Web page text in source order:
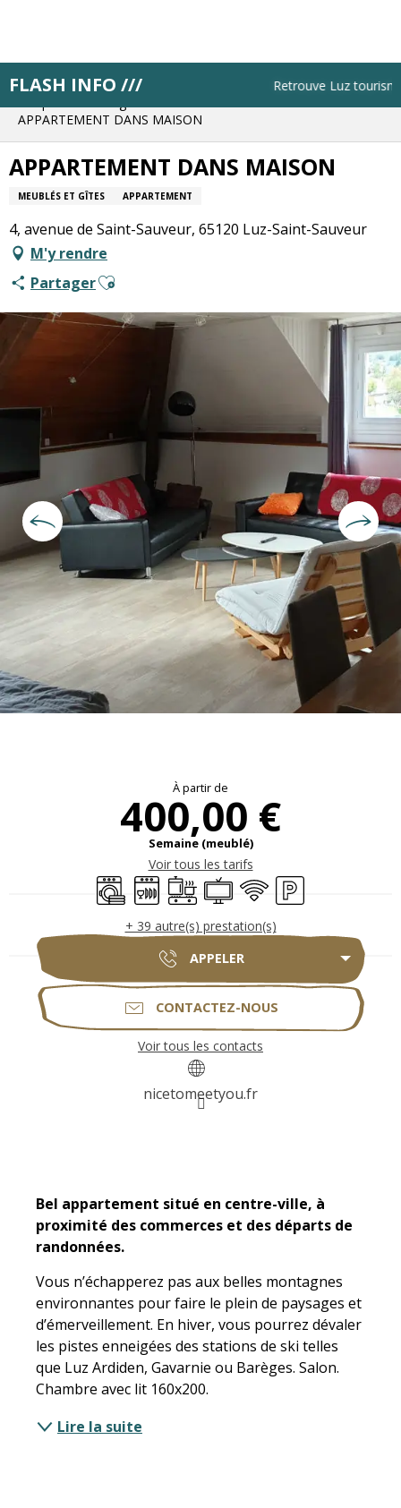
principal
FLASH INFO /// Retrouve Luz tourisme
Accueil
Résa pas à pas
APPARTEMENT DANS MAISON
APPARTEMENT DANS MAISON
MEUBLÉS ET GÎTES APPARTEMENT
4, avenue de Saint-Sauveur, 65120 Luz-Saint-Sauveur
M'y rendre
PartagerAjouter aux favoris
Ouverture et coordonnées
À partir de
400,00 €
Semaine (meublé)
Voir tous les tarifs
Lave lingeLave vaisselle
Plaque de cuisson
Télévision
WiFi Parking
+ 39 autre(s) prestation(s)
APPELER
CONTACTEZ-NOUS
Voir tous les contacts
nicetomeetyou.fr
Bel appartement situé en centre-ville, à
proximité des commerces et des départs de
randonnées.
Vous n’échapperez pas aux belles montagnes
environnantes pour faire le plein de paysages et
d’émerveillement. En hiver, vous pourrez dévaler
les pistes enneigées des stations de ski telles
que Luz Ardiden, Gavarnie ou Barèges. Salon.
Chambre avec lit 160x200.
Lire la suite